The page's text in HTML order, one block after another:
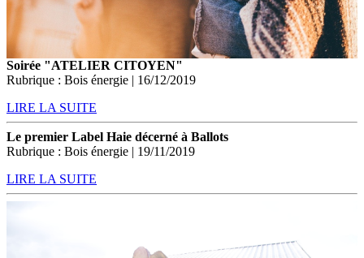
Soirée "ATELIER CITOYEN"
Rubrique : Bois énergie | 16/12/2019
LIRE LA SUITE
Le premier Label Haie décerné à Ballots
Rubrique : Bois énergie | 19/11/2019
LIRE LA SUITE